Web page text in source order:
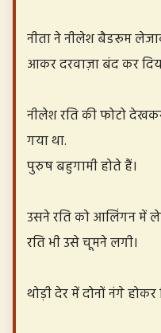
नीता ने नीलेश बैडरूम
आकर दरवाज़ा बंद कर
नीलेश रति की फोटो
गया था.
पुरुष बहुगामी होते हैं।
उसने रति को आलिंगन में
रति भी उसे चूमने लगी।
थोड़ी देर में दोनों नंगे होकर